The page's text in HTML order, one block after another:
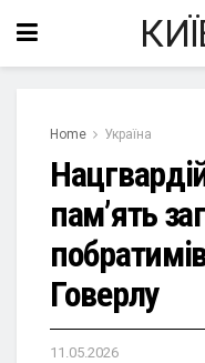
Home Україна
пам’ять
Говерлу
11.05.2026